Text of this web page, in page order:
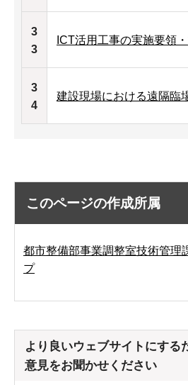
3
3
ICT活用工事の実施要領
3
4
建設現場における遠隔臨
このページの作成所属
都市整備部事業調整室技術管理
プ
より良いウェブサイトにする
意見をお聞かせください